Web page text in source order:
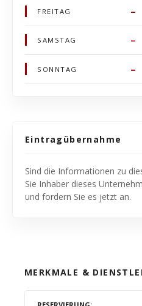
FREITAG –
SAMSTAG –
SONNTAG –
Eintragübernahme
Sind die Informationen zu
Sie Inhaber dieses
und fordern Sie es jetzt an.
MERKMALE &